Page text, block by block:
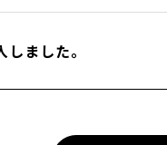
ました。